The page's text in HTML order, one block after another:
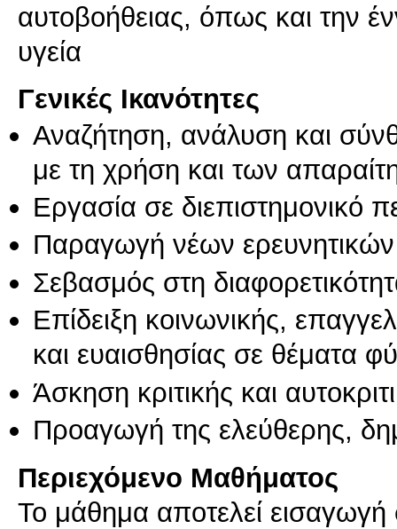
αυτοβοήθειας, όπως και την
υγεία
Γενικές Ικανότητες
Αναζήτηση, ανάλυση και
με τη χρήση και των
Εργασία σε διεπιστημονικό
Παραγωγή νέων
Σεβασμός στη
Επίδειξη κοινωνικής,
και ευαισθησίας σε θέματα
Άσκηση κριτικής και
Προαγωγή της ελεύθερης,
Περιεχόμενο Μαθήματος
Το μάθημα αποτελεί εισαγωγή